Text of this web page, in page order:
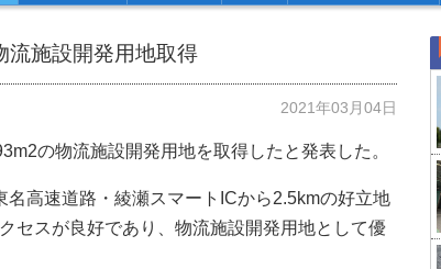
施設開発用地取得
2021年03月04日
の物流施設開発用地を取得したと発表した。
高速道路・綾瀬スマートICから2.5kmの好立地
セスが良好であり、物流施設開発用地として優